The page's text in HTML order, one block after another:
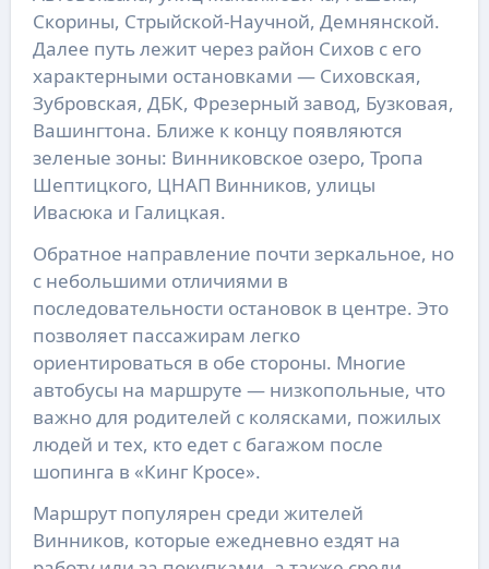
Скорины, Стрыйской-Научной, Демнянской.
Далее путь лежит через район Сихов с его
характерными остановками — Сиховская,
Зубровская, ДБК, Фрезерный завод, Бузковая,
Вашингтона. Ближе к концу появляются
зеленые зоны: Винниковское озеро, Тропа
Шептицкого, ЦНАП Винников, улицы
Ивасюка и Галицкая.
Обратное направление почти зеркальное, но
с небольшими отличиями в
последовательности остановок в центре. Это
позволяет пассажирам легко
ориентироваться в обе стороны. Многие
автобусы на маршруте — низкопольные, что
важно для родителей с колясками, пожилых
людей и тех, кто едет с багажом после
шопинга в «Кинг Кросе».
Маршрут популярен среди жителей
Винников, которые ежедневно ездят на